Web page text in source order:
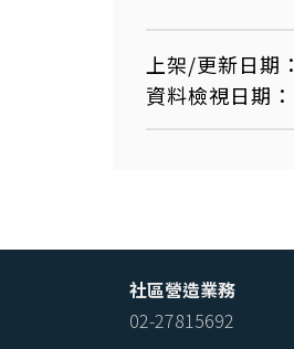
上架/更新日期：
資料檢視日期：
社區營造業務
02-27815692